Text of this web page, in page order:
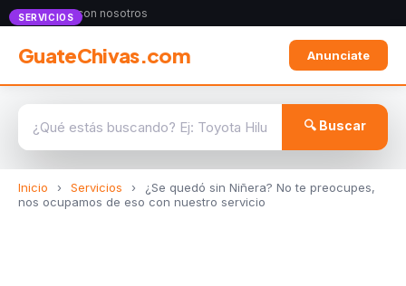
Anunciate con nosotros
GuateChivas.com Anunciate
🔍 Buscar
Inicio › Servicios ›
¿Se quedó sin Niñera? No te preocupes,
nos ocupamos de eso con nuestro servicio
SERVICIOS